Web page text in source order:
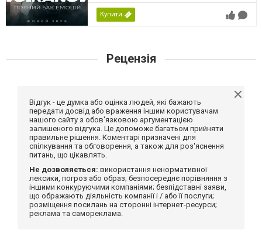
Купити
Рецензія
Відгук - це думка або оцінка людей, які бажають
передати досвід або враження іншим користувачам
нашого сайту з обов'язковою аргументацією
залишеного відгука. Це допоможе багатьом прийняти
правильне рішення. Коментарі призначені для
спілкування та обговорення, а також для роз'яснення
питань, що цікавлять.
Не дозволяється: використання ненормативної
лексики, погроз або образ; безпосереднє порівняння з
іншими конкуруючими компаніями; безпідставні заяви,
що ображають діяльність компанії і / або її послуги;
розміщення посилань на сторонні інтернет-ресурси;
реклама та самореклама.